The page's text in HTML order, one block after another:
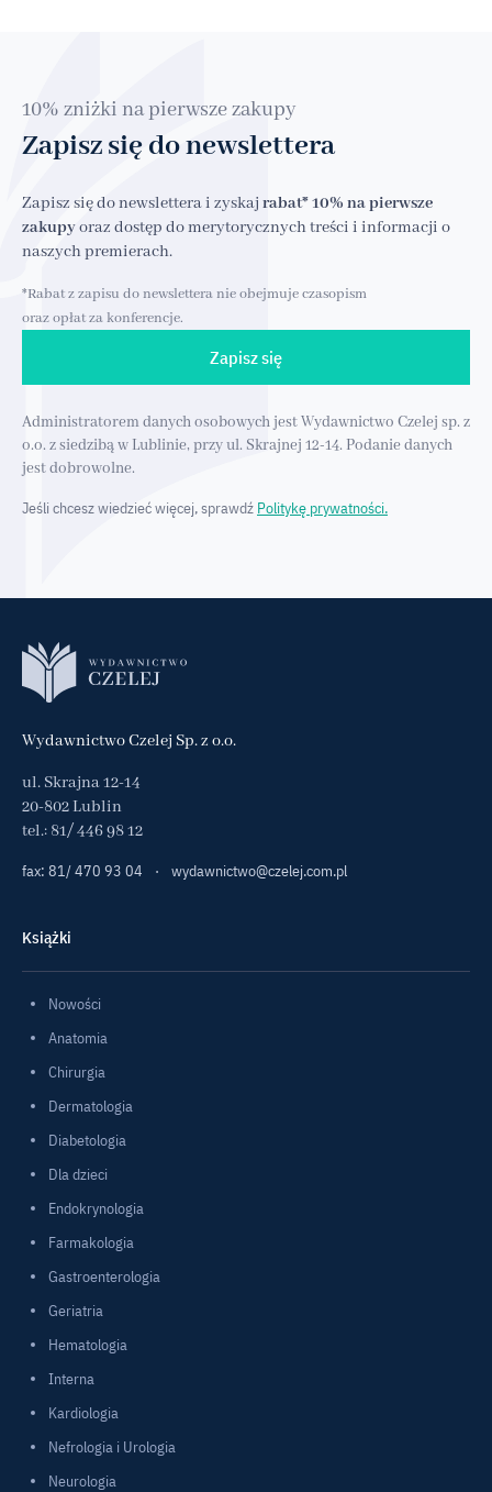
10% zniżki na pierwsze zakupy
Zapisz się do newslettera
Zapisz się do newslettera i zyskaj rabat* 10% na pierwsze
zakupyoraz dostęp do merytorycznych treści i informacji o
naszych premierach.
*Rabat z zapisu do newslettera nie obejmuje czasopism
oraz opłat za konferencje.
Zapisz się
Administratorem danych osobowych jest Wydawnictwo Czelej sp. z
o.o. z siedzibą w Lublinie, przy ul. Skrajnej 12-14. Podanie danych
jest dobrowolne.
Jeśli chcesz wiedzieć więcej, sprawdź Politykę prywatności.
Wydawnictwo Czelej Sp. z o.o.
ul. Skrajna 12-14
20-802 Lublin
tel.: 81/ 446 98 12
fax: 81/ 470 93 04
· wydawnictwo@czelej.com.pl
Książki
Nowości
Anatomia
Chirurgia
Dermatologia
Diabetologia
Dla dzieci
Endokrynologia
Farmakologia
Gastroenterologia
Geriatria
Hematologia
Interna
Kardiologia
Nefrologia i Urologia
Neurologia